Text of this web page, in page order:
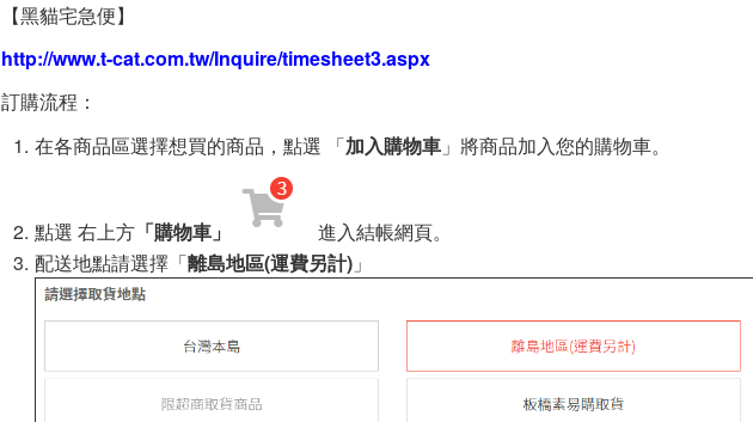
【黑貓宅急便】
http://www.t-cat.com.tw/Inquire/timesheet3.aspx
訂購流程：
在各商品區選擇想買的商品，點選 「加入購物車 」將商品加入您的購物車。
點選 右上方 「購物車」
進入結帳網頁。
配送地點請選擇「離島地區(運費另計) 」